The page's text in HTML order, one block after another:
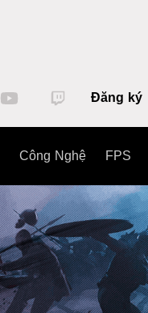
Đăng ký
Công Nghệ FPS